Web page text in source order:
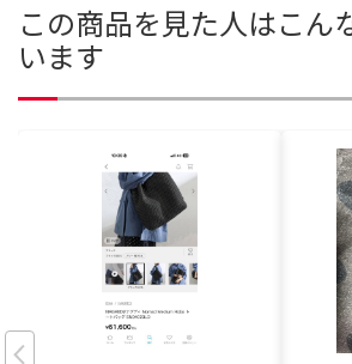
この商品を見た人はこん
います